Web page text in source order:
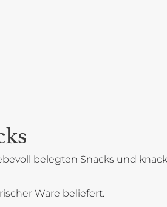
belegten Snacks und
Ware beliefert.